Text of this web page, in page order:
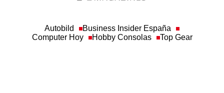
Autobild
Business Insider España
Computer Hoy
Hobby Consolas Top Gear